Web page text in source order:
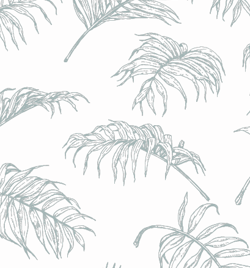
BRULO (UK) - King For A Day NEIPA - (Sans Alcool) - 0,5% - Canette 33cl
BRULO (UK) - King For A Day NEIPA - (Sans Alcool) - 0,5% - Canette 33cl
Achat immédiat